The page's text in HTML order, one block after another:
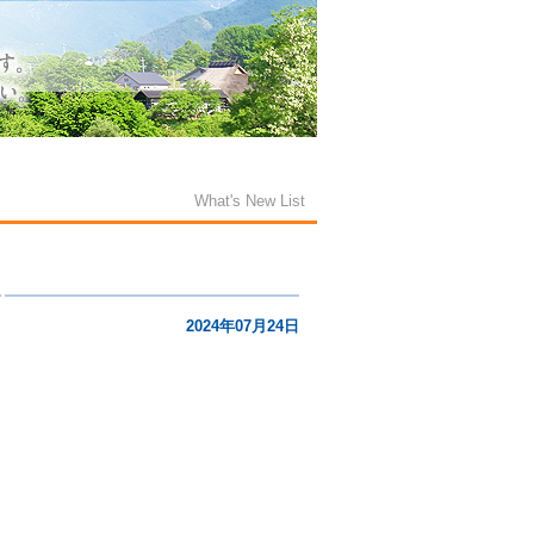
What's New List
2024年07月24日